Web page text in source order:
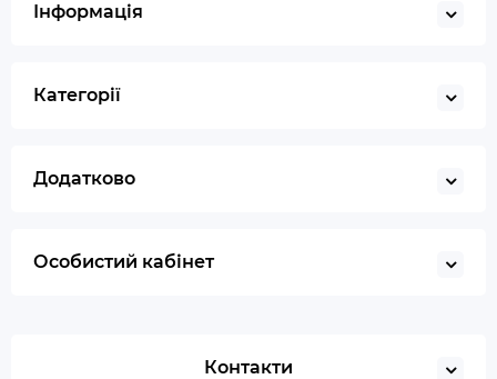
Інформація
Категорії
Додатково
Особистий кабінет
Контакти